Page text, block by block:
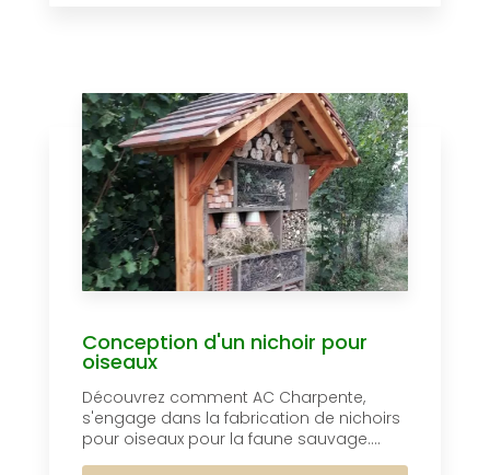
Conception d'un nichoir pour
oiseaux
Découvrez comment AC Charpente,
s'engage dans la fabrication de nichoirs
pour oiseaux pour la faune sauvage....